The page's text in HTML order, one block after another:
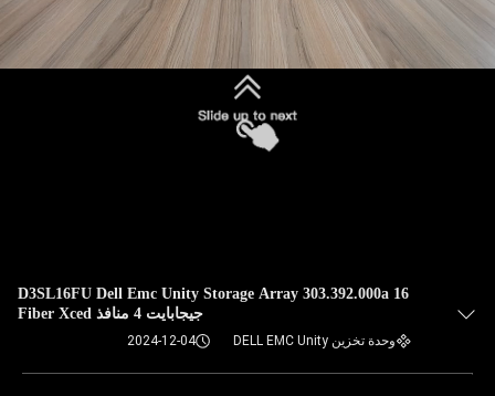
D3SL16FU Dell Emc Unity Storage Array 303.392.000a 16
جيجابايت 4 منافذ Fiber Xced
وحدة تخزين DELL EMC Unity 2024-12-04